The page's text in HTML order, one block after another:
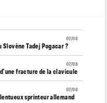
07/08
Tadej Pogacar ?
07/08
fracture de la clavicule
07/08
sprinteur allemand